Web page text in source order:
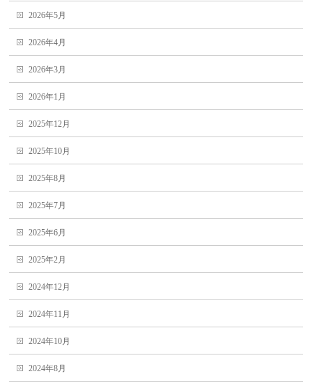
2026年5月
2026年4月
2026年3月
2026年1月
2025年12月
2025年10月
2025年8月
2025年7月
2025年6月
2025年2月
2024年12月
2024年11月
2024年10月
2024年8月